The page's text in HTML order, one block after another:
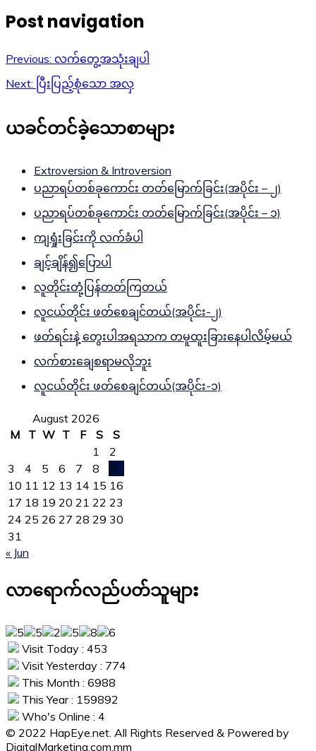
Post navigation
Previous: လက်တွေ့အသုံးချပါ
Next: ပြီးပြည့်စုံသော အလှ
ယခင်တင်ခဲ့သောစာများ
Extroversion & Introversion
ပညာရပ်တစ်ခုကောင်း တတ်မြောက်ခြင်း(အပိုင်း – ၂)
ပညာရပ်တစ်ခုကောင်း တတ်မြောက်ခြင်း(အပိုင်း – ၁)
ကျရှုံးခြင်းကို လက်ခံပါ
ချင့်ချိန်၍ပြောပါ
လူတိုင်းတုံ့ပြန်တတ်ကြတယ်
လူငယ်တိုင်း ဖတ်စေချင်တယ်(အပိုင်း-၂)
ဖတ်ရင်းနဲ့ တွေးပါအရသာက တမူထူးခြားနေပါလိမ့်မယ်
လက်စားချေစရာမလိုဘူး
လူငယ်တိုင်း ဖတ်စေချင်တယ်(အပိုင်း-၁)
August 2026
M
T W T F S
S
1
2
3
4 5 6 7 8
9
10 11 12 13 14 15 16
17 18 19 20 21 22 23
24 25 26 27 28 29 30
31
« Jun
လာရောက်လည်ပတ်သူများ
Visit Today : 453
Visit Yesterday : 774
This Month : 6988
This Year : 159892
Who's Online : 4
© 2022 HapEye.net. All Rights Reserved & Powered by
DigitalMarketing.com.mm